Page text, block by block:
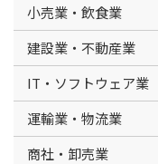
小売業・飲食業
建設業・不動産業
IT・ソフトウェア業
運輸業・物流業
商社・卸売業